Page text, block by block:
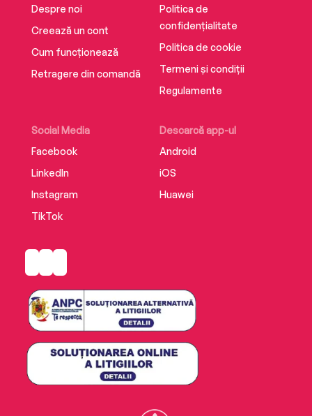
Despre noi
Creează un cont
Cum funcționează
Retragere din comandă
Social Media
Facebook
LinkedIn
Instagram
TikTok
Descarcă app-ul
Android
iOS
Huawei
Politica de
confidențialitate
Politica de cookie
Termeni și condiții
Regulamente